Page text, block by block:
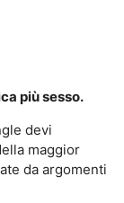
più sesso.
devi
maggior
da argomenti